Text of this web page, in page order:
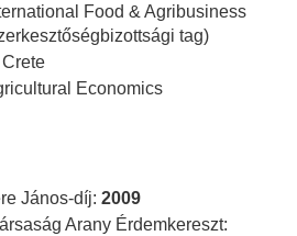
Food & Agribusiness
tag)
Economics
János-díj: 2009
Arany Érdemkereszt: